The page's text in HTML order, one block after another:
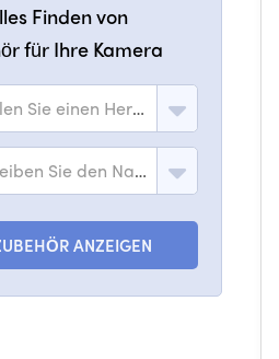
Finden von
für Ihre Kamera
Wählen Sie einen Hersteller
Schreiben Sie den Namen des Modells
ANZEIGEN